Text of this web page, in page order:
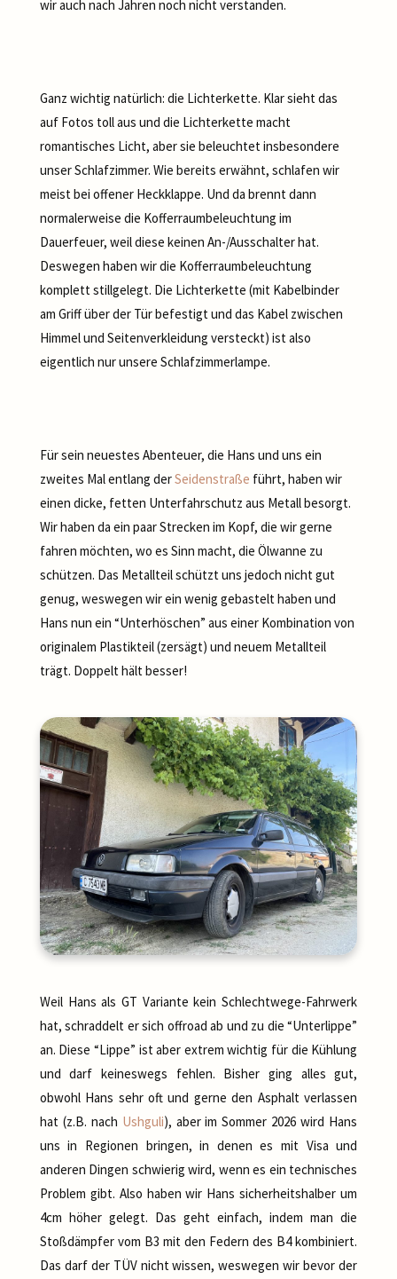
wir auch nach Jahren noch nicht verstanden.
Ganz wichtig natürlich: die Lichterkette. Klar sieht das
auf Fotos toll aus und die Lichterkette macht
romantisches Licht, aber sie beleuchtet insbesondere
unser Schlafzimmer. Wie bereits erwähnt, schlafen wir
meist bei offener Heckklappe. Und da brennt dann
normalerweise die Kofferraumbeleuchtung im
Dauerfeuer, weil diese keinen An-/Ausschalter hat.
Deswegen haben wir die Kofferraumbeleuchtung
komplett stillgelegt. Die Lichterkette (mit Kabelbinder
am Griff über der Tür befestigt und das Kabel zwischen
Himmel und Seitenverkleidung versteckt) ist also
eigentlich nur unsere Schlafzimmerlampe.
Für sein neuestes Abenteuer, die Hans und uns ein
zweites Mal entlang derSeidenstraße führt, haben wir
einen dicke, fetten Unterfahrschutz aus Metall besorgt.
Wir haben da ein paar Strecken im Kopf, die wir gerne
fahren möchten, wo es Sinn macht, die Ölwanne zu
schützen. Das Metallteil schützt uns jedoch nicht gut
genug, weswegen wir ein wenig gebastelt haben und
Hans nun ein “Unterhöschen” aus einer Kombination von
originalem Plastikteil (zersägt) und neuem Metallteil
trägt. Doppelt hält besser!
Weil Hans als GT Variante kein Schlechtwege-Fahrwerk
hat, schraddelt er sich offroad ab und zu die “Unterlippe”
an. Diese “Lippe” ist aber extrem wichtig für die Kühlung
und darf keineswegs fehlen. Bisher ging alles gut,
obwohl Hans sehr oft und gerne den Asphalt verlassen
hat (z.B. nach Ushguli), aber im Sommer 2026 wird Hans
uns in Regionen bringen, in denen es mit Visa und
anderen Dingen schwierig wird, wenn es ein technisches
Problem gibt. Also haben wir Hans sicherheitshalber um
4cm höher gelegt. Das geht einfach, indem man die
Stoßdämpfer vom B3 mit den Federn des B4 kombiniert.
Das darf der TÜV nicht wissen, weswegen wir bevor der